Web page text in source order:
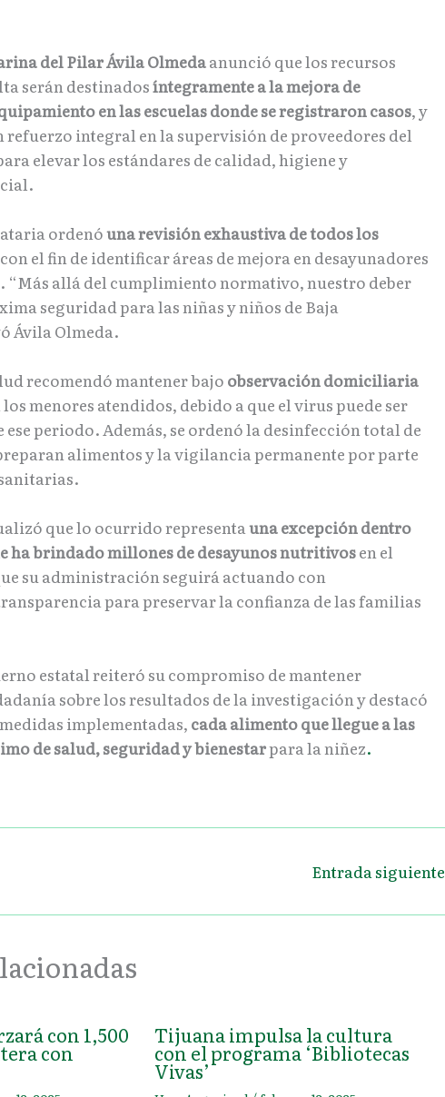
del Pilar Ávila Olmedaanunció que los recursos
serán destinadosíntegramente a la mejora de
en las escuelas donde se registraron casos, y
refuerzo integral en la supervisión de proveedores del
elevar los estándares de calidad, higiene y
ordenóuna revisión exhaustiva de todos los
con el fin de identificar áreas de mejora en desayunadores
“Más allá del cumplimiento normativo, nuestro deber
seguridad para las niñas y niños de Baja
Ávila Olmeda.
recomendó mantener bajoobservación domiciliaria
los menores atendidos, debido a que el virus puede ser
periodo. Además, se ordenó la desinfección total de
alimentos y la vigilancia permanente por parte
que lo ocurrido representauna excepción dentro
ha brindado millones de desayunos nutritivosen el
su administración seguirá actuando con
para preservar la confianza de las familias
estatal reiteró su compromiso de mantener
sobre los resultados de la investigación y destacó
implementadas, cada alimento que llegue a las
de salud, seguridad y bienestarpara la niñez.
Entrada siguiente
con 1,500
con
Tijuana impulsa la cultura
con el programa ‘Bibliotecas
Vivas’